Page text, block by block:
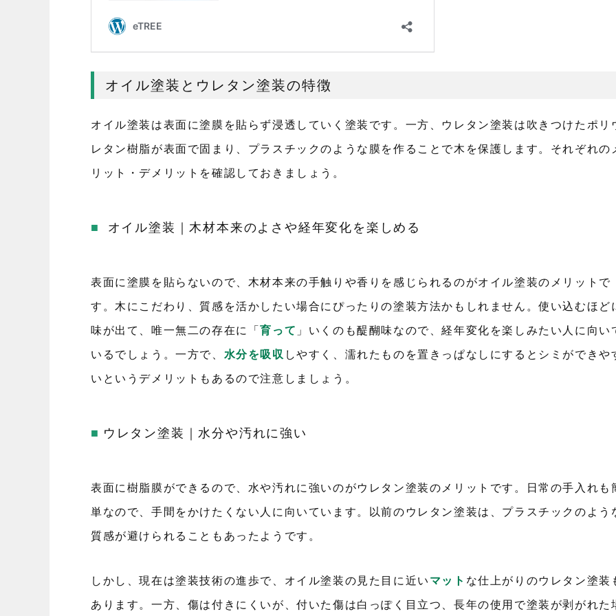
オイル塗装とウレタン塗装の特徴
オイル塗装は表面に塗膜を貼らず浸透していく塗装です。一方、ウレタン塗装は吹きつけたポリ
レタン樹脂が表面で固まり、プラスチックのような膜を作ることで木を保護します。それぞれの
リット・デメリットを確認しておきましょう。
オイル塗装｜木材本来のよさや経年変化を楽しめる
表面に塗膜を貼らないので、木材本来の手触りや香りを感じられるのがオイル塗装のメリットで
す。木にこだわり、質感を活かしたい場合にぴったりの塗装方法かもしれません。使い込むほど
味が出て、唯一無二の存在に「育って 」いくのも醍醐味なので、経年変化を楽しみたい人に向い
いるでしょう。一方で、 水分を吸収 しやすく、濡れたものを置きっぱなしにするとシミができや
いというデメリットもあるので注意しましょう。
ウレタン塗装｜水分や汚れに強い
表面に樹脂膜ができるので、水や汚れに強いのがウレタン塗装のメリットです。日常の手入れも
単なので、手間をかけたくない人に向いています。以前のウレタン塗装は、プラスチックのよう
質感が避けられることもあったようです。
しかし、現在は塗装技術の進歩で、オイル塗装の見た目に近い マット な仕上がりのウレタン塗装
あります。一方、傷は付きにくいが、付いた傷は白っぽく目立つ、長年の使用で塗装が剥がれた